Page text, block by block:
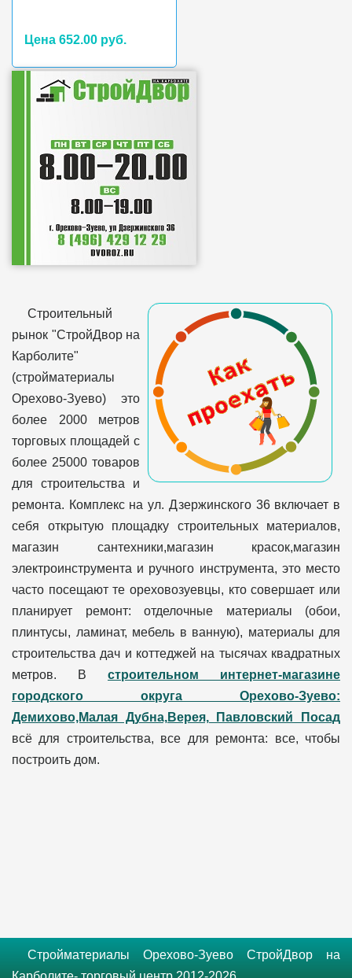
Цена 652.00 руб.
Строительный
рынок "СтройДвор на
Карболите"
(стройматериалы
Орехово-Зуево) это
более 2000 метров
торговых площадей с
более 25000 товаров
для строительства и
ремонта. Комплекс на ул. Дзержинского 36 включает в
себя открытую площадку строительных материалов,
магазин сантехники,магазин красок,магазин
электроинструмента и ручного инструмента, это место
часто посещают те ореховозуевцы, кто совершает или
планирует ремонт: отделочные материалы (обои,
плинтусы, ламинат, мебель в ванную), материалы для
строительства дач и коттеджей на тысячах квадратных
метров. В строительном интернет-магазине
городского округа Орехово-Зуево:
Демихово,Малая Дубна,Верея, Павловский Посад
всё для строительства, все для ремонта: все, чтобы
построить дом.
Стройматериалы Орехово-Зуево СтройДвор на